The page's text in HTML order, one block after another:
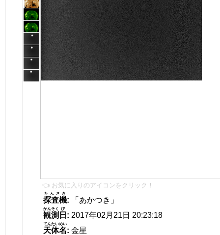
👈 お気に入りのアイコンをクリック！
探査機
たんさき
:
「あかつき」
観測
かんそく
日
び
: 2017年02月21日 20:23:18
天体名
てんたいめい
: 金星